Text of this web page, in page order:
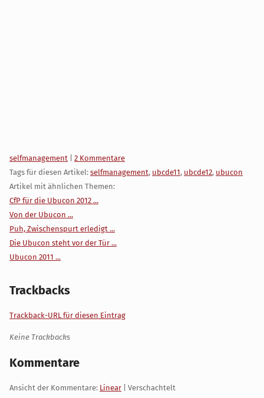
Kategorien:
selfmanagement
2 Kommentare
Tags für diesen Artikel: selfmanagement, ubcde11, ubcde12, ubucon
Artikel mit ähnlichen Themen:
CfP für die Ubucon 2012 ...
Von der Ubucon ...
Puh, Zwischenspurt erledigt ...
Die Ubucon steht vor der Tür ...
Ubucon 2011 ...
Trackbacks
Trackback-URL für diesen Eintrag
Keine Trackbacks
Kommentare
Ansicht der Kommentare: Linear | Verschachtelt